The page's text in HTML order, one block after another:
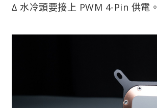
∆ 水冷頭要接上 PWM 4-Pin 供電。